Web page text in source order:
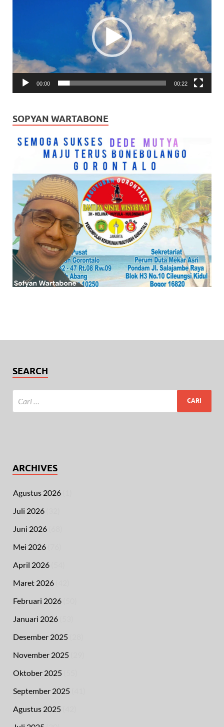
00:00 00:22
SOPYAN WARTABONE
SEARCH
ARCHIVES
Agustus 2026
Juli 2026
Juni 2026
Mei 2026
April 2026
Maret 2026
Februari 2026
Januari 2026
Desember 2025
November 2025
Oktober 2025
September 2025
Agustus 2025